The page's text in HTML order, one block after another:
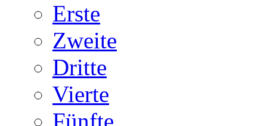
Erste
Zweite
Dritte
Vierte